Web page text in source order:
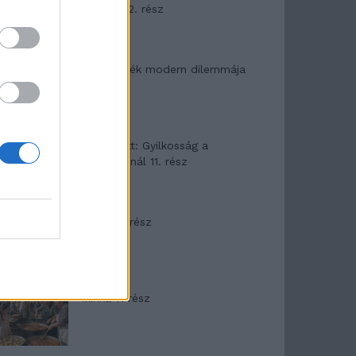
mítosza 2. rész
Az ereklyék modern dilemmája
T. Barnett: Gyilkosság a
Garda-tónál 11. rész
Minka 8. rész
Minka 7. rész